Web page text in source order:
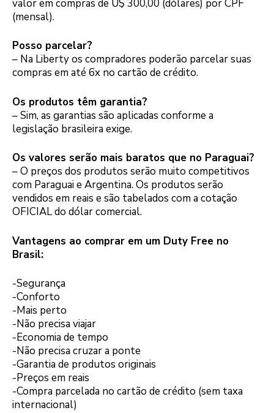
valor em compras de U$ 300,00 (dólares) por CPF
(mensal).
Posso parcelar?
– Na Liberty os compradores poderão parcelar suas
compras em até 6x no cartão de crédito.
Os produtos têm garantia?
– Sim, as garantias são aplicadas conforme a
legislação brasileira exige.
Os valores serão mais baratos que no Paraguai?
– O preços dos produtos serão muito competitivos
com Paraguai e Argentina. Os produtos serão
vendidos em reais e são tabelados com a cotação
OFICIAL do dólar comercial.
Vantagens ao comprar em um Duty Free no
Brasil:
-Segurança
-Conforto
-Mais perto
-Não precisa viajar
-Economia de tempo
-Não precisa cruzar a ponte
-Garantia de produtos originais
-Preços em reais
-Compra parcelada no cartão de crédito (sem taxa
internacional)